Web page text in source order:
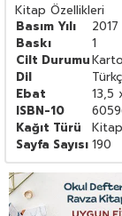
Kitap Özellikleri
Basım Yılı
2017
Baskı
1
Cilt Durumu
Dil
Ebat
13,5
ISBN-10
Kağıt Türü
Kitap
Sayfa Sayısı 190